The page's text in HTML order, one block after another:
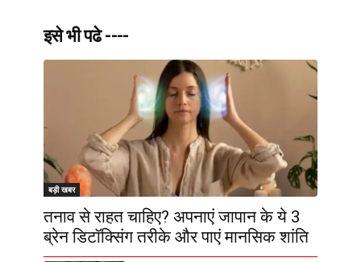
इसे भी पढे ----
बड़ी खबर
तनाव से राहत चाहिए? अपनाएं जापान के ये 3
ब्रेन डिटॉक्सिंग तरीके और पाएं मानसिक शांति